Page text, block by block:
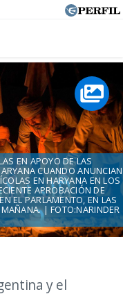
y el
EN APOYO DE LAS
CUANDO ANUNCIAN
EN HARYANA EN LOS
APROBACIÓN DE
EL PARLAMENTO, EN LAS
| FOTO:NARINDER